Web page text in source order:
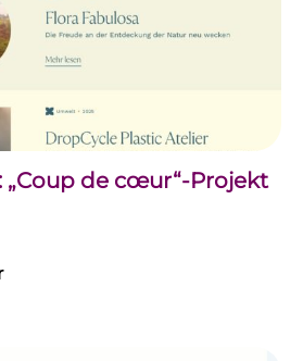
„Coup de cœur“-Projekt